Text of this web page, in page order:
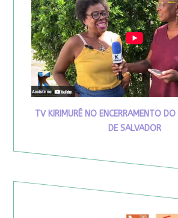
TV KIRIMURÊ NO ENCERRAMENTO
DE SALVADOR